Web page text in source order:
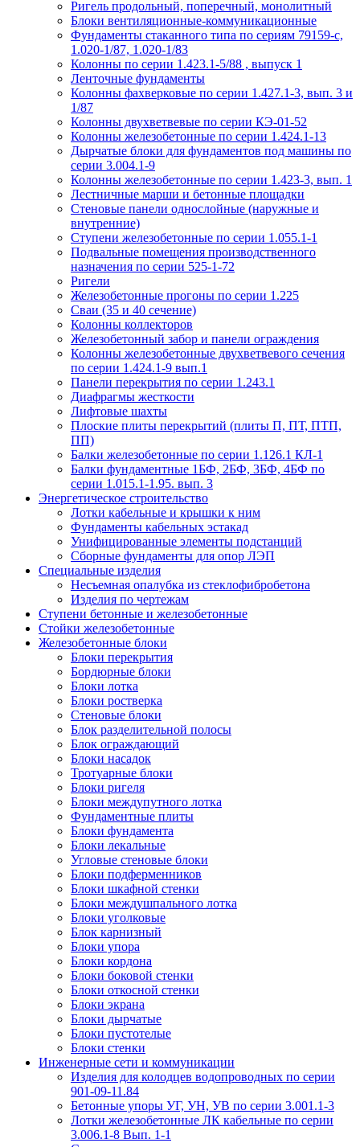
Ригель продольный, поперечный, монолитный
Блоки вентиляционные-коммуникационные
Фундаменты стаканного типа по сериям 79159-с,
1.020-1/87, 1.020-1/83
Колонны по серии 1.423.1-5/88 , выпуск 1
Ленточные фундаменты
Колонны фахверковые по серии 1.427.1-3, вып. 3 и
1/87
Колонны двухветвевые по серии КЭ-01-52
Колонны железобетонные по серии 1.424.1-13
Дырчатые блоки для фундаментов под машины по
серии 3.004.1-9
Колонны железобетонные по серии 1.423-3, вып. 1
Лестничные марши и бетонные площадки
Стеновые панели однослойные (наружные и
внутренние)
Ступени железобетонные по серии 1.055.1-1
Подвальные помещения производственного
назначения по серии 525-1-72
Ригели
Железобетонные прогоны по серии 1.225
Сваи (35 и 40 сечение)
Колонны коллекторов
Железобетонный забор и панели ограждения
Колонны железобетонные двухветвевого сечения
по серии 1.424.1-9 вып.1
Панели перекрытия по серии 1.243.1
Диафрагмы жесткости
Лифтовые шахты
Плоские плиты перекрытий (плиты П, ПТ, ПТП,
ПП)
Балки железобетонные по серии 1.126.1 КЛ-1
Балки фундаментные 1БФ, 2БФ, 3БФ, 4БФ по
серии 1.015.1-1.95. вып. 3
Энергетическое строительство
Лотки кабельные и крышки к ним
Фундаменты кабельных эстакад
Унифицированные элементы подстанций
Сборные фундаменты для опор ЛЭП
Специальные изделия
Несъемная опалубка из стеклофибробетона
Изделия по чертежам
Ступени бетонные и железобетонные
Стойки железобетонные
Железобетонные блоки
Блоки перекрытия
Бордюрные блоки
Блоки лотка
Блоки ростверка
Стеновые блоки
Блок разделительной полосы
Блок ограждающий
Блоки насадок
Тротуарные блоки
Блоки ригеля
Блоки междупутного лотка
Фундаментные плиты
Блоки фундамента
Блоки лекальные
Угловые стеновые блоки
Блоки подферменников
Блоки шкафной стенки
Блоки междушпального лотка
Блоки уголковые
Блок карнизный
Блоки упора
Блоки кордона
Блоки боковой стенки
Блоки откосной стенки
Блоки экрана
Блоки дырчатые
Блоки пустотелые
Блоки стенки
Инженерные сети и коммуникации
Изделия для колодцев водопроводных по серии
901-09-11.84
Бетонные упоры УГ, УН, УВ по серии 3.001.1-3
Лотки железобетонные ЛК кабельные по серии
3.006.1-8 Вып. 1-1